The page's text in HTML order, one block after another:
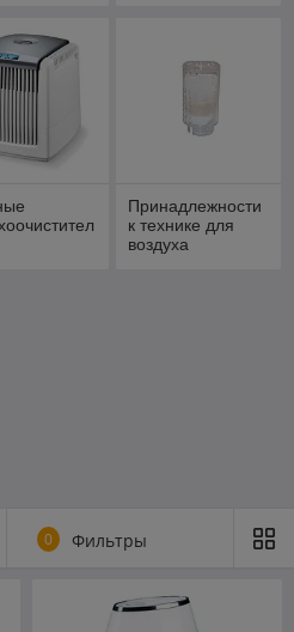
Принадлежности
к технике для
воздуха
0 Фильтры